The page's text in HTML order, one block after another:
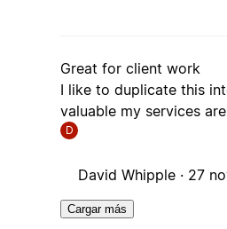
Great for client work
I like to duplicate this
valuable my services
D
David Whipple · 27
Cargar más